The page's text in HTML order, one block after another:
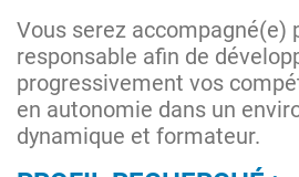
Vous serez accompagné(e)
responsable afin de
progressivement vos
en autonomie dans un
dynamique et formateur.